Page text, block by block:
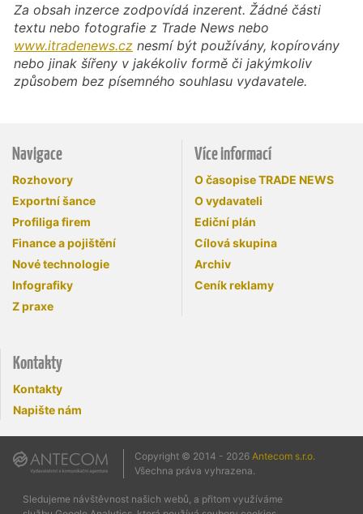
Za obsah inzerce zodpovídá inzerent. Žádné části
textu nebo fotografie z Trade News nebo
www.itradenews.cz nesmí být používány, kopírovány
nebo jinak šířeny v jakékoliv formě či jakýmkoliv
způsobem bez písemného souhlasu vydavatele.
Navigace
Rozhovory
Exportní šance
Profiliga firem
Finance a pojištění
Nové technologie
Infografiky
Z praxe
Více informací
O časopise TRADE NEWS
O vydavateli
Ediční plán
Cílová skupina
Archiv
Ceník reklamy
Kontakty
Kontakty
Napište nám
Copyright © 2014 - 2026 Antecom s.r.o.
Všechna práva vyhrazena.
Sledujeme návštěvnost našich webů, a přitom využíváme